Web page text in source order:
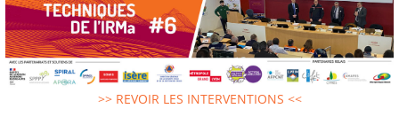
>> REVOIR LES INTERVENTIONS <<